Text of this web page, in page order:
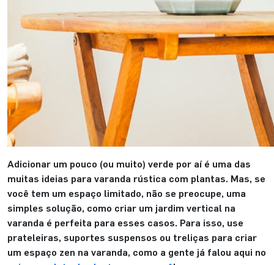
Adicionar um pouco (ou muito) verde por aí é uma das
muitas ideias para varanda rústica com plantas. Mas, se
você tem um espaço limitado, não se preocupe, uma
simples solução, como criar um jardim vertical na
varanda é perfeita para esses casos. Para isso, use
prateleiras, suportes suspensos ou treliças para criar
um espaço zen na varanda, como a gente já falou aqui no